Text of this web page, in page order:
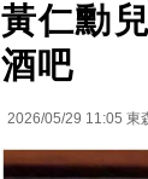
黃仁勳
酒吧
2026/05/29 11:05 東